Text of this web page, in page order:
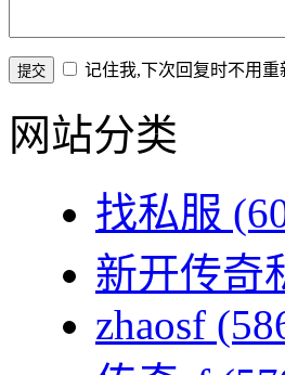
记住我,下次回复时不用重
网站分类
找私服
新开传奇
zhaosf